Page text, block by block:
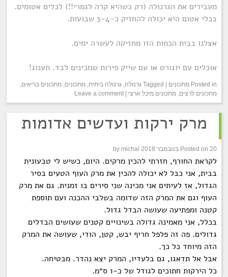
מעבירים את הגרנולה (רק כשהיא קרה לגמרי!!) לכלים אטומים.
בכלי אטום היא יכולה להחזיק כ-3-4 שבועות.
אצלנו בבית הכמות הזו מחזיקה לעשרה ימים.
אוכלים עם יוגורט או עם שייק פירות שמכינים לבד. תענוג!
Posted in מתכונים Tagged גרנולה,גרנולה ביתית,מתכונים,מתכונים בריאים,
מתכונים לרצים,מתכונים מיכל ארצי Leave a comment
מרק ירקות ועדשים אדומות
Posted on 20 בנובמבר 2018 by michal
לקראת החורף, חזרתי להכין מרקים. היום, כשיש לי טבעונית
בבית, אני כבל לא יכולה להכין אתמרק העוף הטעים בסיר
הגדול, אז לעיתים אני מכינה שני סירים בו זמנית. גם את מרק
העוף וגם את המרק הזה שדומה בשלבי ההכנה ועם תוספת
קטנה ומפתיעה שעושה הבדל גדול.
בכלל, אני מאמינה גדולה בשינויים קטנים שעושים הבדלים
גדולים. פה זה פלפל חריף יבש, קטן, הודי, שעושה את המרק
הזה מיוחד כל כך.
אבל אל תדאגו, גם בלעדיו, המרק יצא נהדר. מבטיחה.
כל הירקות חתוכים לגודל של כ-1 ס״מ.